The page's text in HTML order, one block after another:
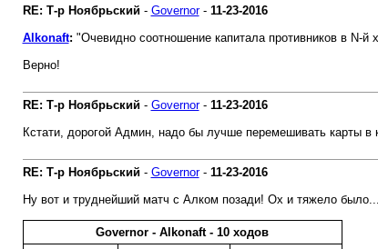
RE: Т-р Ноябрьский- Governor- 11-23-2016
Alkonaft: "Очевидно соотношение капитала противников в N-й
Верно!
RE: Т-р Ноябрьский- Governor- 11-23-2016
Кстати, дорогой Админ, надо бы лучше перемешивать карты
RE: Т-р Ноябрьский- Governor- 11-23-2016
Ну вот и труднейший матч с Алком позади! Ох и тяжело
Governor - Alkonaft - 10 ходов